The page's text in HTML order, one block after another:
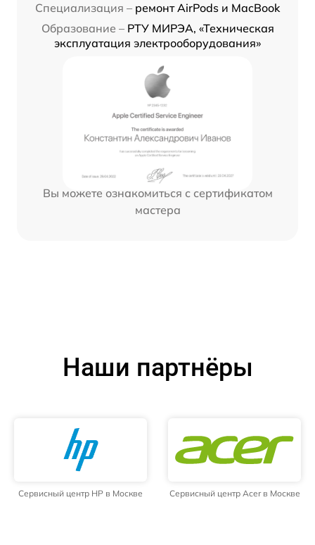
Специализация – ремонт AirPods и MacBook
Образование – РТУ МИРЭА, «Техническая
эксплуатация электрооборудования»
Вы можете ознакомиться с сертификатом
мастера
Наши партнёры
Сервисный центр HP в Москве Сервисный центр Acer в Москве